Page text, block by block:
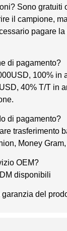
Sono gratuiti
il campione,
pagare la
di pagamento?
100% in
40% T/T in
di pagamento?
trasferimento
Money
OEM?
disponibili
del